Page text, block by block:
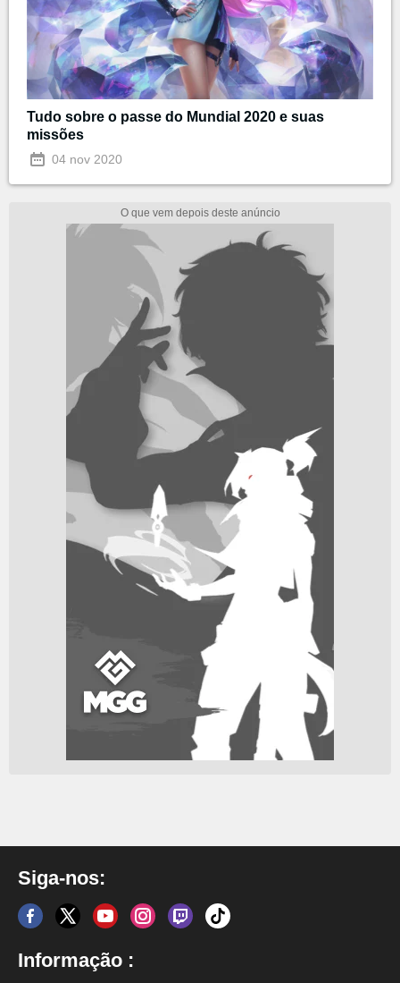
Tudo sobre o passe do Mundial 2020 e suas
missões
04 nov 2020
Siga-nos:
Informação :